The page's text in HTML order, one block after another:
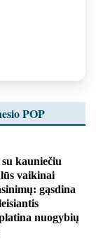
POP
kauniečiu
vaikinai
gąsdina
nuogybių